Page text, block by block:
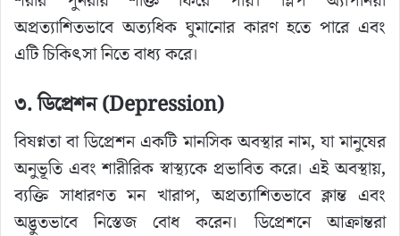
অপ্রত্যাশিতভাবে অত্যধিক ঘুমানোর কারণ হতে পারে এবং
এটি চিকিৎসা নিতে বাধ্য করে।
৩. ডিপ্রেশন (Depression)
বিষণ্নতা বা ডিপ্রেশন একটি মানসিক অবস্থার নাম, যা মানুষের
অনুভূতি এবং শারীরিক স্বাস্থ্যকে প্রভাবিত করে। এই অবস্থায়,
ব্যক্তি সাধারণত মন খারাপ, অপ্রত্যাশিতভাবে ক্লান্ত এবং
অদ্ভুতভাবে নিস্তেজ বোধ করেন। ডিপ্রেশনে আক্রান্তরা